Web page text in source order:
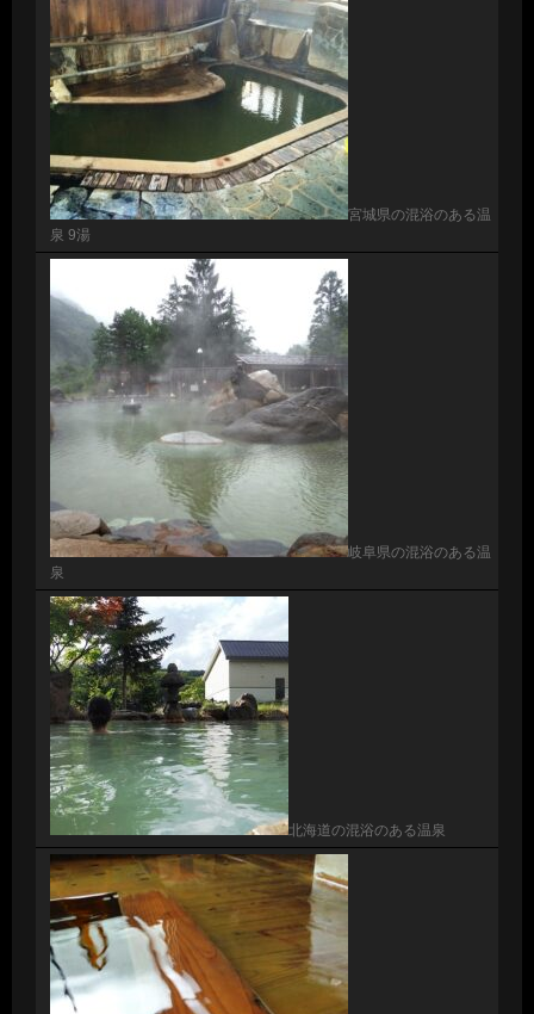
宮城県の混浴のある温
泉 9湯
岐阜県の混浴のある温
泉
北海道の混浴のある温泉